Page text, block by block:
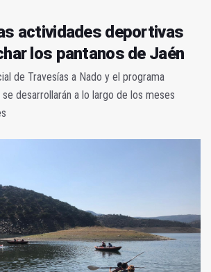
actividades deportivas
los pantanos de Jaén
de Travesías a Nado y el programa
desarrollarán a lo largo de los meses